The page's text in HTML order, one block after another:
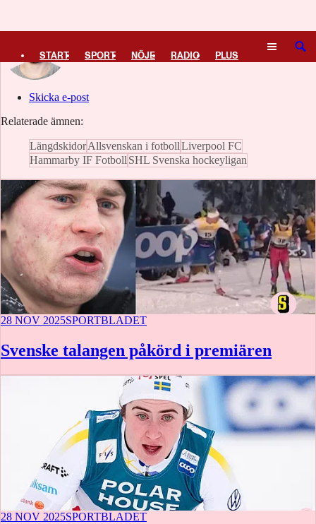
START SPORT NÖJE RADIO PLUS SÖK
Nils Rahm
Skicka e-post
Relaterade ämnen:
LängdskidorAllsvenskan i fotbollLiverpool FC
Hammarby IF Fotboll SHL Svenska hockeyligan
28 NOV 2025SPORTBLADET
Svenske talangen påkörd i premiären
28 NOV 2025SPORTBLADET